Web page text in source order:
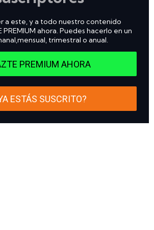
a este, y a todo nuestro contenido
ahora. Puedes hacerlo en un
trimestral o anual.
PREMIUM AHORA
ESTÁS SUSCRITO?